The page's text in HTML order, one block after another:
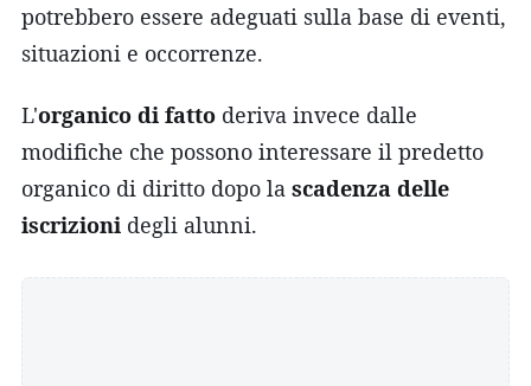
potrebbero essere adeguati sulla base di eventi,
situazioni e occorrenze.
L'organico di fatto deriva invece dalle
modifiche che possono interessare il predetto
organico di diritto dopo la scadenza delle
iscrizioni degli alunni.